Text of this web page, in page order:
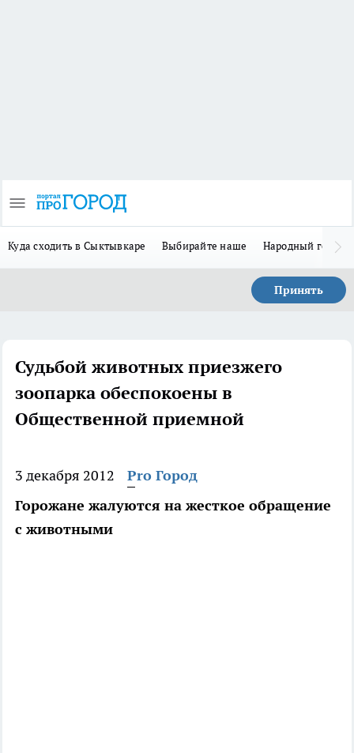
Куда сходить в Сыктывкаре Выбирайте наше Народный герой
Принять
Судьбой животных приезжего
зоопарка обеспокоены в
Общественной приемной
3 декабря 2012
Pro Город
Горожане жалуются на жесткое обращение
с животными